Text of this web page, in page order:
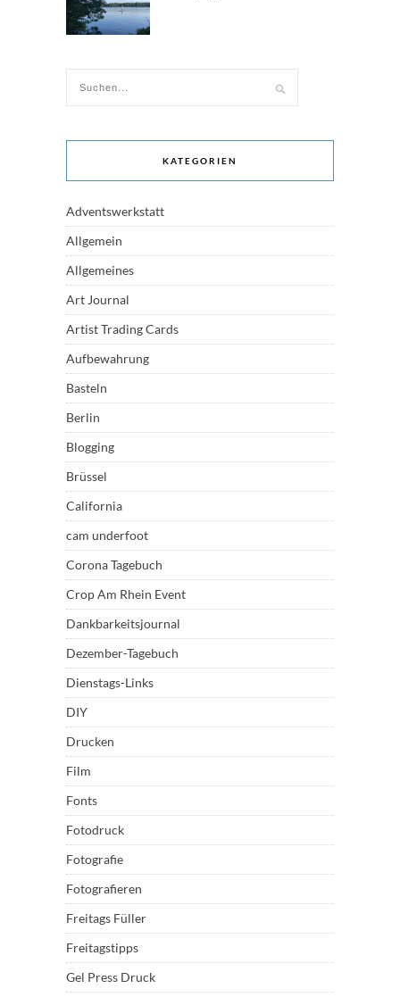
KATEGORIEN
Adventswerkstatt
Allgemein
Allgemeines
Art Journal
Artist Trading Cards
Aufbewahrung
Basteln
Berlin
Blogging
Brüssel
California
cam underfoot
Corona Tagebuch
Crop Am Rhein Event
Dankbarkeitsjournal
Dezember-Tagebuch
Dienstags-Links
DIY
Drucken
Film
Fonts
Fotodruck
Fotografie
Fotografieren
Freitags Füller
Freitagstipps
Gel Press Druck